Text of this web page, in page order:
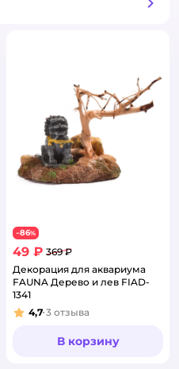
−86%
49 ₽ 369 ₽
Декорация для аквариума
FAUNA Дерево и лев FIAD-
1341
Рейтинг:
4,7 3 отзыва
В корзину